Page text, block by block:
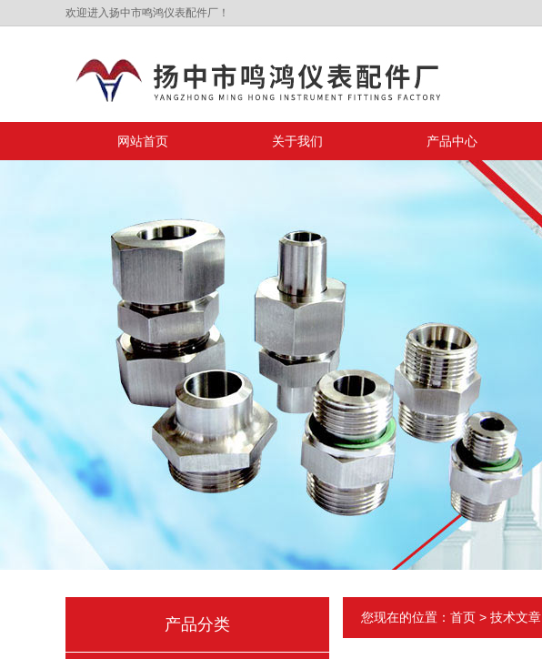
欢迎进入扬中市鸣鸿仪表配件厂！
网站首页 关于我们 产品中心
产品分类 您现在的位置： 首页 > 技术文章